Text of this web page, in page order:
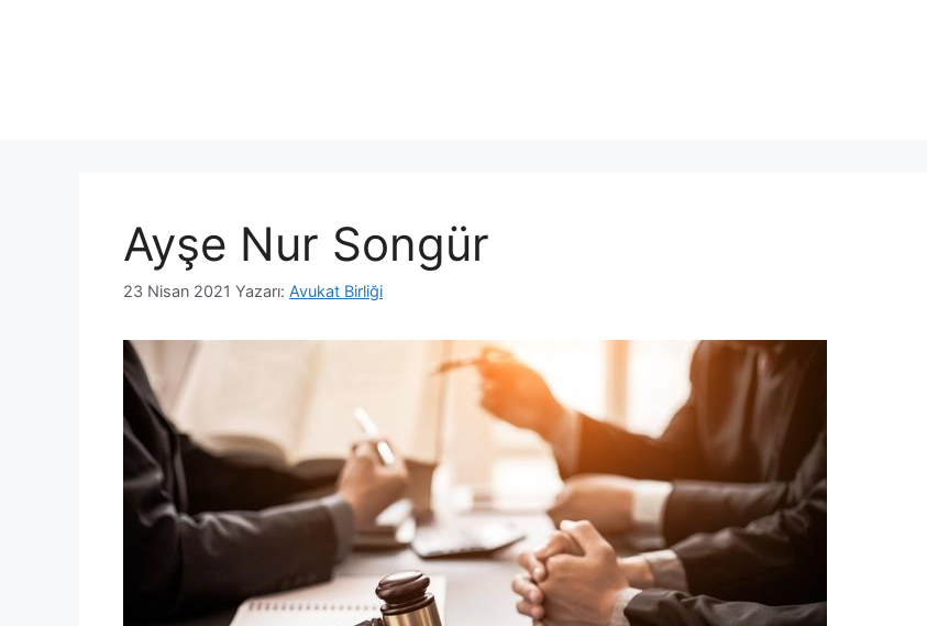
Ayşe Nur Songür
23 Nisan 2021 Yazarı: Avukat Birliği